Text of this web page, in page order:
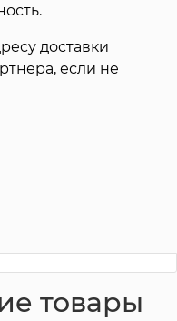
доставки
если не
товары